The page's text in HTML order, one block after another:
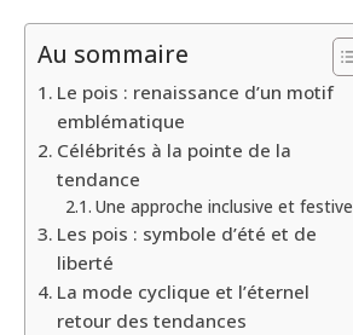
Au sommaire
Le pois : renaissance d’un motif
emblématique
Célébrités à la pointe de la
tendance
Une approche inclusive et festive
Les pois : symbole d’été et de
liberté
La mode cyclique et l’éternel
retour des tendances